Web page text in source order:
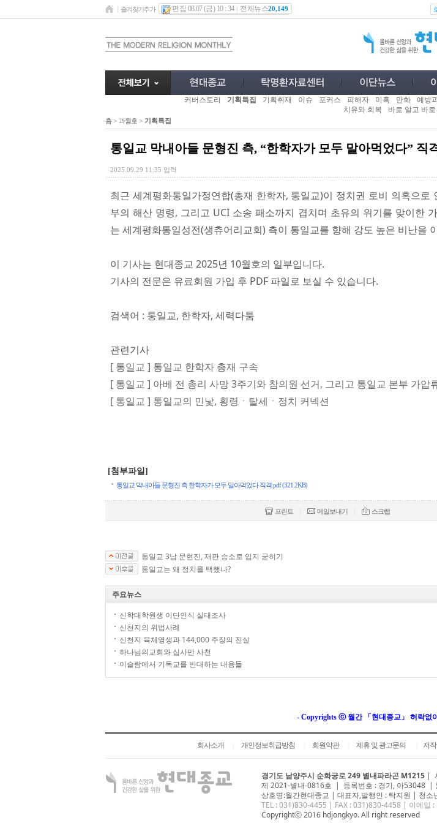
즐겨찾기추가 편집 08.07 (금) 10 : 34 전체뉴스20,149
커버스토리 기획특집 기획취재 이슈 포커스 피해자 미혹 만화 예방
치유와 회복
바로 알고 바로
홈 > 과월호 > 기획특집
통일교 막내아들 문형진 측, “한학자가 모두 말아먹었다” 직
2025.09.29 11:35 입력
최근 세계평화통일가정연합(총재 한학자, 통일교)이 정치권 로비 의혹으로
부의 해산 명령, 그리고 UCI 소송 패소까지 겹치며 초유의 위기를 맞이한
는 세계평화통일성전(생츄어리교회) 측이 통일교를 향해 강도 높은 비난을
이 기사는 현대종교 2025년 10월호의 일부입니다.
기사의 전문은 유료회원 가입 후 PDF 파일로 보실 수 있습니다.
검색어 : 통일교, 한학자, 세력다툼
관련기사
[ 통일교 ] 통일교 한학자 총재 구속
[ 통일교 ] 아베 전 총리 사망 3주기와 참의원 선거, 그리고 통일교 본부 가압
[ 통일교 ] 통일교의 민낯, 횡령ㆍ탈세ㆍ정치 커넥션
[첨부파일]
통일교 막내아들 문형진 측 한학자가 모두 말아먹었다 직격.pdf (321.2KB)
프린트 메일보내기 스크랩
통일교 3남 문현진, 재판 승소로 입지 굳히기
통일교는 왜 정치를 택했나?
주요뉴스
신학대학원생 이단인식 실태조사
신천지의 위법사례
신천지 육체영생과 144,000 주장의 진실
하나님의교회와 십사만 사천
이슬람에서 기독교를 반대하는 내용들
- Copyrights ⓒ 월간 「현대종교」 허락없
회사소개 개인정보취급방침 회원약관 제휴 및 광고문의 저
경기도 남양주시 순화궁로 249 별내파라곤 M1215 |
제 2021-별내-0816호 | 등록번호 : 경기, 아53048 |
상호명:월간현대종교 | 대표자,발행인 : 탁지원 | 청소
TEL : 031)830-4455 | FAX : 031)830-4458 | 이메일 :
Copyrightⓒ 2016 hdjongkyo. All right reserved